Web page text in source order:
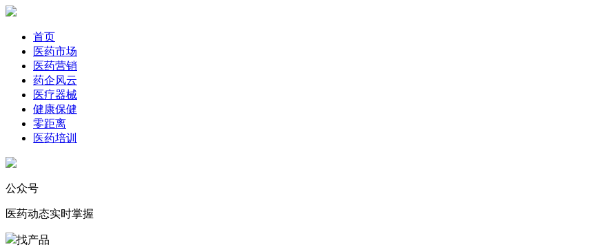
首页
医药市场
医药营销
药企风云
医疗器械
健康保健
零距离
医药培训
公众号
医药动态实时掌握
找产品